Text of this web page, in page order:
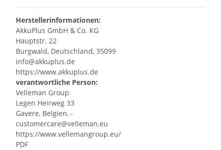
Herstellerinformationen:
AkkuPlus GmbH & Co. KG
Hauptstr. 22
Burgwald, Deutschland, 35099
info@akkuplus.de
https://www.akkuplus.de
verantwortliche Person:
Velleman Group
Legen Heirweg 33
Gavere, Belgien, -
customercare@velleman.eu
https://www.vellemangroup.eu/
PDF